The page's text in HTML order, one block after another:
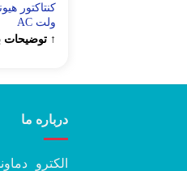
ولت AC
↑ توضیحات
درباره ما